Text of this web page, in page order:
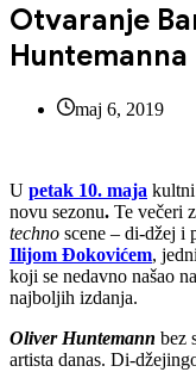
Otvaranje
Huntemanna
maj 6, 2019
U petak 10. maja
novu sezonu. Te večeri
techno scene – di-džej i
Ilijom Đokovićem,
koji se nedavno našao
najboljih izdanja.
Oliver Huntemann bez
artista danas. Di-